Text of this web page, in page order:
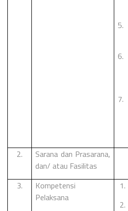
5.
6.
7.
2.
Sarana dan Prasarana,
dan/ atau Fasilitas
3.
Kompetensi
Pelaksana
1.
2.